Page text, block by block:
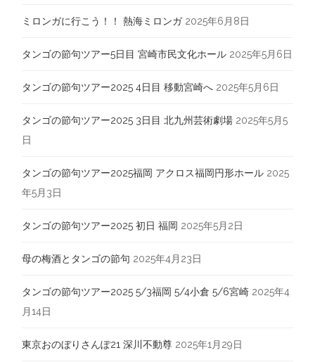
ミロンガに行こう！！ 熱海ミロンガ 2025年6月8日
タンゴの節句ツアー5日目 宮崎市民文化ホール 2025年5月6日
タンゴの節句ツアー2025 4日目 移動宮崎へ 2025年5月6日
タンゴの節句ツアー2025 3日目 北九州芸術劇場 2025年5月5
日
タンゴの節句ツアー2025福岡 アクロス福岡円形ホール 2025
年5月3日
タンゴの節句ツアー2025 初日 福岡 2025年5月2日
母の梅酒とタンゴの節句 2025年4月23日
タンゴの節句ツアー2025 5/3福岡 5/4小倉 5/6宮崎 2025年4
月14日
東京おのぼりさんぽ21 深川不動尊 2025年1月29日